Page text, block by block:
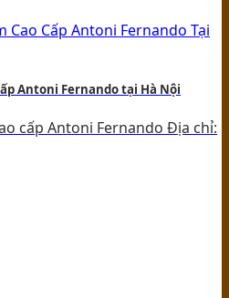
Antoni Fernando tại Hà Nội
cấp Antoni Fernando Địa chỉ: